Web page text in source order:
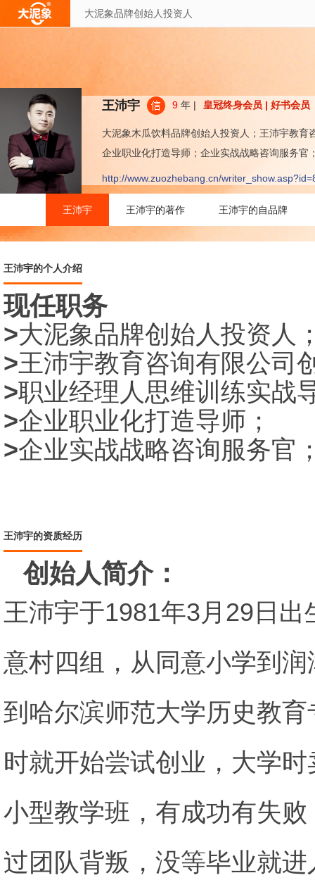
大泥象品牌创始人投资人
王沛宇 9 年 | 皇冠终身会员 | 好书会员
大泥象木瓜饮料品牌创始人投资人；王沛宇教
企业职业化打造导师；企业实战战略咨询服务官
http://www.zuozhebang.cn/
王沛宇 王沛宇的著作 王沛宇的自品牌
王沛宇的个人介绍
现任职务
>大泥象品牌创始人投资人
>王沛宇教育咨询有限公司
>职业经理人思维训练实战
>企业职业化打造导师；
>企业实战战略咨询服务官
王沛宇的资质经历
创始人简介：
王沛宇于1981年3月29日
意村四组，从同意小学到
到哈尔滨师范大学历史教
时就开始尝试创业，大学
小型教学班，有成功有失
过团队背叛，没等毕业就